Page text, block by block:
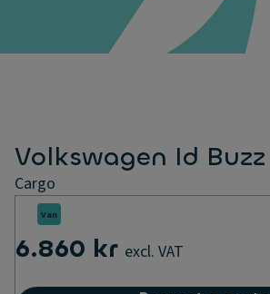
Volkswagen Id Buzz
Cargo
Van
6.860 kr excl. VAT